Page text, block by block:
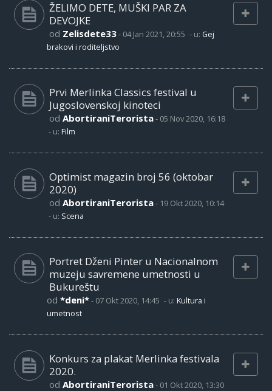
ŽELIMO DETE, MUŠKI PAR ZA
DEVOJKE
od Zelisdete33- 04 Jan 2021, 20:55 - u: Gej
brakovi i roditeljstvo
Prvi Merlinka Classics festival u
Jugoslovenskoj kinoteci
od AbortiraniTerorista- 05 Nov 2020, 16:18
- u: Film
Optimist magazin broj 56 (oktobar
2020)
od AbortiraniTerorista- 19 Okt 2020, 10:14
- u: Scena
Portret Dženi Pinter u Nacionalnom
muzeju savremene umetnosti u
Bukureštu
od *deni*- 07 Okt 2020, 14:45 - u: Kultura i
umetnost
Konkurs za plakat Merlinka festivala
2020.
od AbortiraniTerorista- 01 Okt 2020, 13:30